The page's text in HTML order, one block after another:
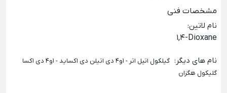
مشخصات فنی
نام لاتین:
1,4-Dioxane
نام های دیگر :
گیلکول اتیل اتر - 1و4 دی اتیلن دی اکساید - 1و4 دی اکسا
گلیکول هگزان